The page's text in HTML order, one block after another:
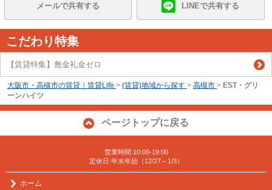
メールで共有する LINEで共有する
こだわり特集
【賃貸特集】敷金礼金ゼロ
大阪市・高槻市の賃貸｜賃貸Life > (賃貸)地域から探す > 高槻市 > EST・グリ
ーンハイツ
ページトップに戻る
営業時間:10:00-19:00
定休日:年末年始（12/27～1/3）
ホーム